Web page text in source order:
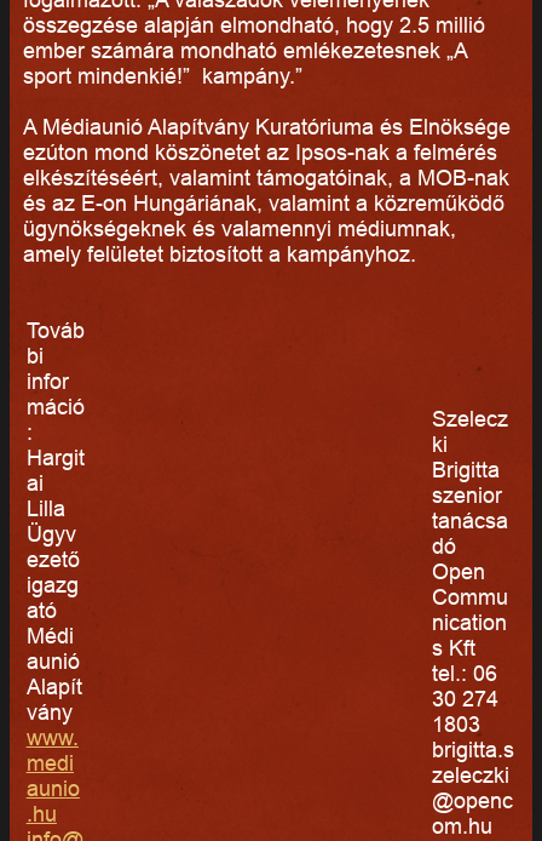
összegzése alapján elmondható, hogy 2.5 millió
ember számára mondható emlékezetesnek „A
sport mindenkié!” kampány.”
A Médiaunió Alapítvány Kuratóriuma és Elnöksége
ezúton mond köszönetet az Ipsos-nak a felmérés
elkészítéséért, valamint támogatóinak, a MOB-nak
és az E-on Hungáriának, valamint a közreműködő
ügynökségeknek és valamennyi médiumnak,
amely felületet biztosított a kampányhoz.
Továb
bi
infor
máció
:
Hargit
ai
Lilla
Ügyv
ezető
igazg
ató
Médi
aunió
Alapít
vány
www.
medi
aunio
.hu
Szelecz
ki
Brigitta
szenior
tanácsa
dó
Open
Commu
nication
s Kft
tel.: 06
30 274
1803
brigitta.s
zeleczki
@openc
om.hu